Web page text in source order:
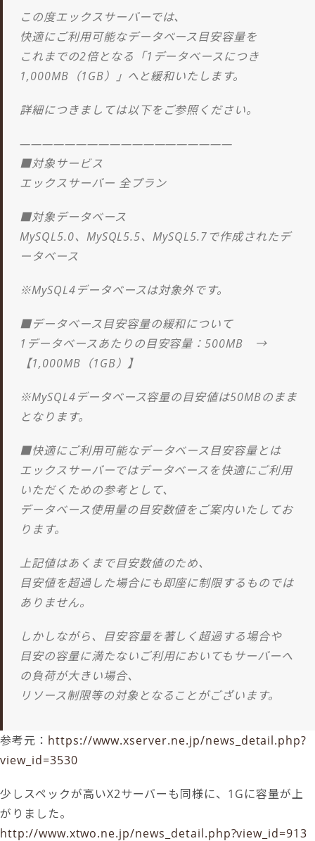
この度エックスサーバーでは、
快適にご利用可能なデータベース目安容量を
これまでの2倍となる「1データベースにつき
1,000MB（1GB）」へと緩和いたします。
詳細につきましては以下をご参照ください。
———————————————————
■対象サービス
エックスサーバー 全プラン
■対象データベース
MySQL5.0、MySQL5.5、MySQL5.7で作成されたデ
ータベース
※MySQL4データベースは対象外です。
■データベース目安容量の緩和について
1データベースあたりの目安容量：500MB →
【1,000MB（1GB）】
※MySQL4データベース容量の目安値は50MBのまま
となります。
■快適にご利用可能なデータベース目安容量とは
エックスサーバーではデータベースを快適にご利用
いただくための参考として、
データベース使用量の目安数値をご案内いたしてお
ります。
上記値はあくまで目安数値のため、
目安値を超過した場合にも即座に制限するものでは
ありません。
しかしながら、目安容量を著しく超過する場合や
目安の容量に満たないご利用においてもサーバーへ
の負荷が大きい場合、
リソース制限等の対象となることがございます。
参考元： https://www.xserver.ne.jp/news_detail.php?
view_id=3530
少しスペックが高いX2サーバーも同様に、1Gに容量が上
がりました。
http://www.xtwo.ne.jp/news_detail.php?view_id=913